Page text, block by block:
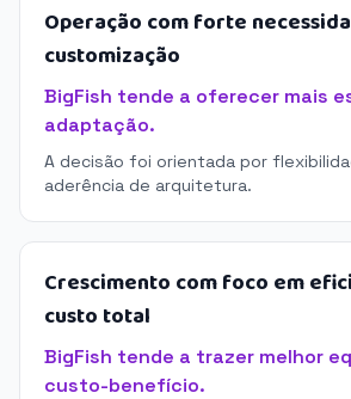
Operação com forte
customização
BigFish tende a oferecer mais
adaptação.
A decisão foi orientada por
aderência de arquitetura.
Crescimento com foco em
custo total
BigFish tende a trazer melhor
custo-benefício.